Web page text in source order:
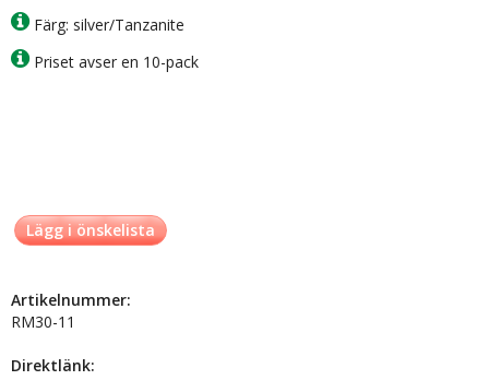
Färg: silver/Tanzanite
Priset avser en 10-pack
Lägg i önskelista
Artikelnummer:
RM30-11
Direktlänk: